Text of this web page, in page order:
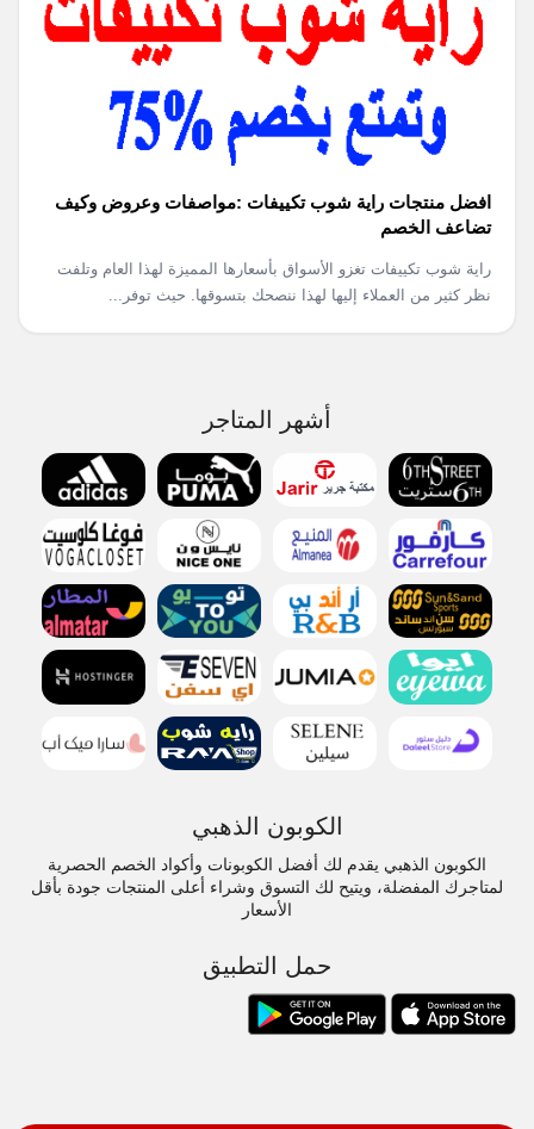
افضل منتجات راية شوب تكييفات :مواصفات وعروض وكيف
تضاعف الخصم
راية شوب تكييفات تغزو الأسواق بأسعارها المميزة لهذا العام وتلفت
نظر كثير من العملاء إليها لهذا ننصحك بتسوقها. حيث توفر...
أشهر المتاجر
الكوبون الذهبي
الكوبون الذهبي يقدم لك أفضل الكوبونات وأكواد الخصم الحصرية
لمتاجرك المفضلة، ويتيح لك التسوق وشراء أعلى المنتجات جودة بأقل
الأسعار
حمل التطبيق